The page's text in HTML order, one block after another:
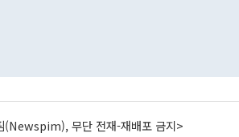
(Newspim), 무단 전재-재배포 금지>